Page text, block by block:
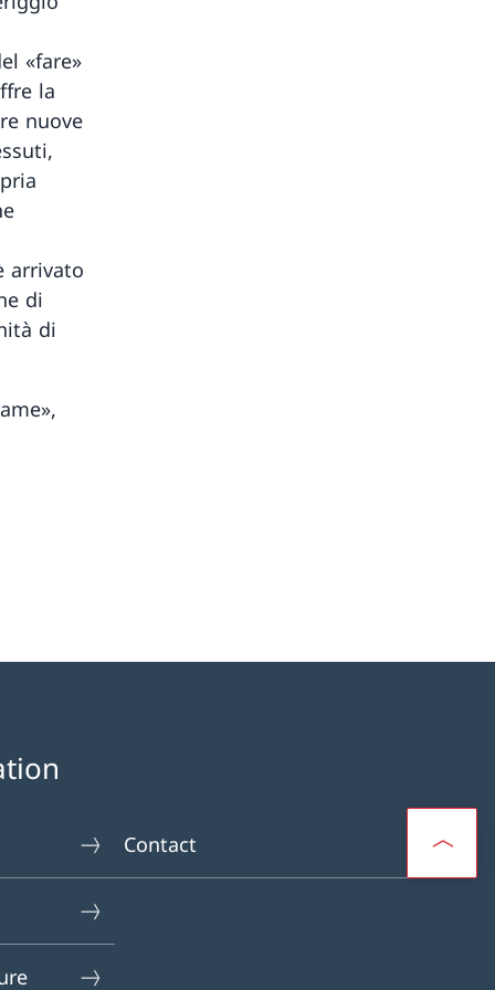
«fare»
la
nuove
arrivato
di
di
Contact